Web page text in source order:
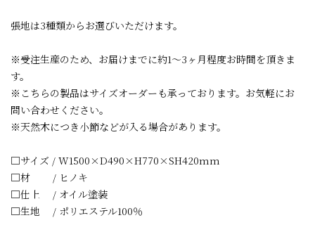
張地は3種類からお選びいただけます。
※受注生産のため、お届けまでに約1～3ヶ月程度お時間を頂きま
す。
※こちらの製品はサイズオーダーも承っております。お気軽にお
問い合わせください。
※天然木につき小節などが入る場合があります。
□サイズ / W1500×D490×H770×SH420mm
□材 / ヒノキ
□仕上 / オイル塗装
□生地 / ポリエステル100％